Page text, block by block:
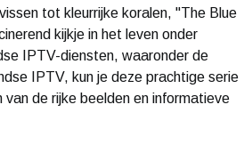
tot kleurrijke koralen, "The Blue
kijkje in het leven onder
IPTV-diensten, waaronder de
IPTV, kun je deze prachtige serie
de rijke beelden en informatieve